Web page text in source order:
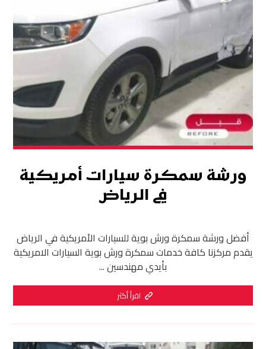
ورشة سمكرة سيارات أمريكية
في الرياض
أفضل ورشة سمكرة ورش بوية للسيارات الأمريكية في الرياض
يقدم مركزنا كافة خدمات سمكرة ورش بوية السيارات الامريكية
بأيدي مهندسين ...
اقرأ أكثر